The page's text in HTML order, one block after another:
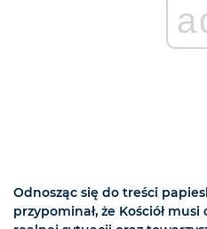
Odnosząc się do treści
przypominał, że Kościół